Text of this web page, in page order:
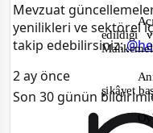
Mevzuat
yenilikleri ve sektörel
takip edebilirsiniz:
2 ay önce
Son 30 günün
edildiği
şikâyet
Oy